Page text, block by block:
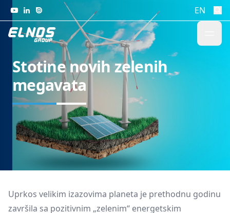
Skip to content EN
Stotine novih zelenih
megavata
Uprkos velikim izazovima planeta je prethodnu godinu
završila sa pozitivnim „zelenim“ energetskim